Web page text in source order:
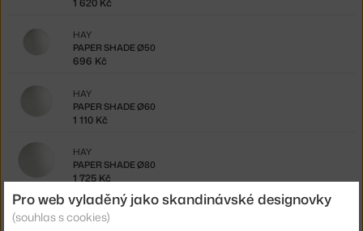
1 620 Kč
PAPER SHADE Ø50
HAY
696 Kč
PAPER SHADE Ø60
HAY
1 110 Kč
PAPER SHADE Ø80
HAY
1 725 Kč
STÍNÍTKO 30 DEGREES S, MATT OAK
HAY
Pro web vyladěný jako skandinávské designovky
(souhlas s cookies)